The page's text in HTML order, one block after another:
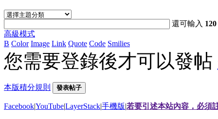
還可輸入 120
高級模式
B Color Image Link Quote Code Smilies
您需要登錄後才可以發帖
本版積分規則 發表帖子
Facebook|YouTube|LayerStack|手機版|若要引述本站內容，必須